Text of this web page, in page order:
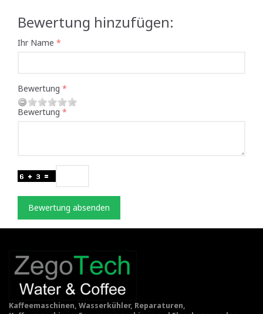
Bewertung hinzufügen:
Ihr Name
Bewertung
Bewertung
Bewertung absenden
Kaffeemaschinen, Wasserkühler, Reparaturen,